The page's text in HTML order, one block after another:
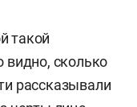
такой
видно, сколько
рассказывали